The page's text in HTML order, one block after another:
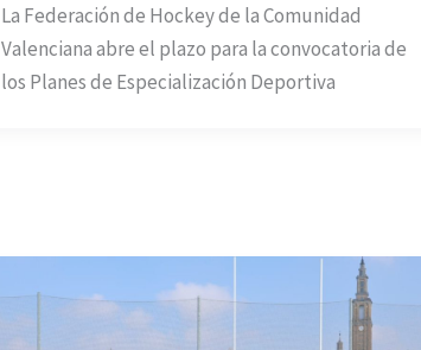
La Federación de Hockey de la Comunidad
Valenciana abre el plazo para la convocatoria de
los Planes de Especialización Deportiva